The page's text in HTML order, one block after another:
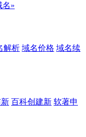
名»
解析 域名价格 域名续
新 百科创建新 软著申